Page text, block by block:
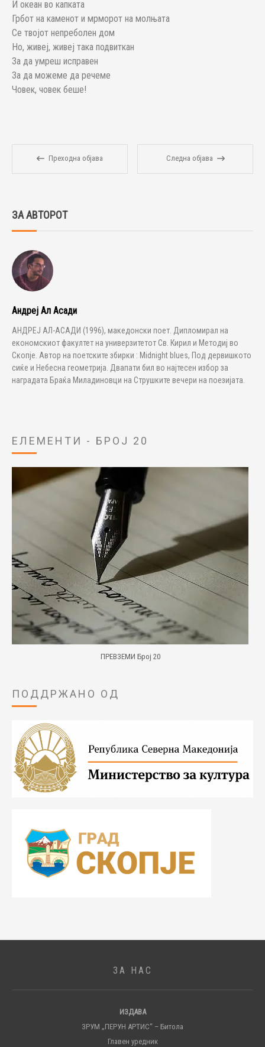
И океан во капката
Грбот на каменот и мрморот на молњата
Се твојот непреболен дом
Но, живеј, живеј така подвиткан
За да умреш исправен
За да можеме да речеме
Човек, човек беше!
Преходна објава Следна објава
ЗА АВТОРОТ
Андреј Ал Асади
АНДРЕЈ АЛ-АСАДИ (1996), македонски поет. Дипломирал на
економскиот факултет на универзитетот Св. Кирил и Методиј во
Скопје. Автор на поетските збирки : Midnight blues, Под дервишкото
сиќе и Небесна геометрија. Двапати бил во најтесен избор за
наградата Браќа Миладиновци на Струшките вечери на поезијата.
ЕЛЕМЕНТИ - БРОЈ 20
ПРЕВЗЕМИ Број 20
ПОДДРЖАНО ОД
ЗА НАС
ИЗДАВА
ЗРУМ „ПЕРУН АРТИС“ – Битола
Главен уредник